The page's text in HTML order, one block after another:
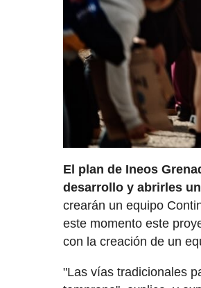
El plan de Ineos
desarrollo y abrirles
crearán un equipo
este momento este
con la creación de un
"Las vías tradicionales